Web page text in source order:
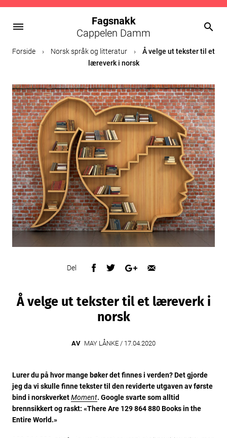
dehaze
Fagsnakk
Cappelen Damm
search
Forside › Norsk språk og litteratur ›
Å velge ut tekster til et
læreverk i norsk
Del
Å velge ut tekster til et læreverk i
norsk
AV MAY LÅNKE / 17.04.2020
Lurer du på hvor mange bøker det finnes i verden? Det gjorde
jeg da vi skulle finne tekster til den reviderte utgaven av første
bind i norskverketMoment. Google svarte som alltid
brennsikkert og raskt: «There Are 129 864 880 Books in the
Entire World.»